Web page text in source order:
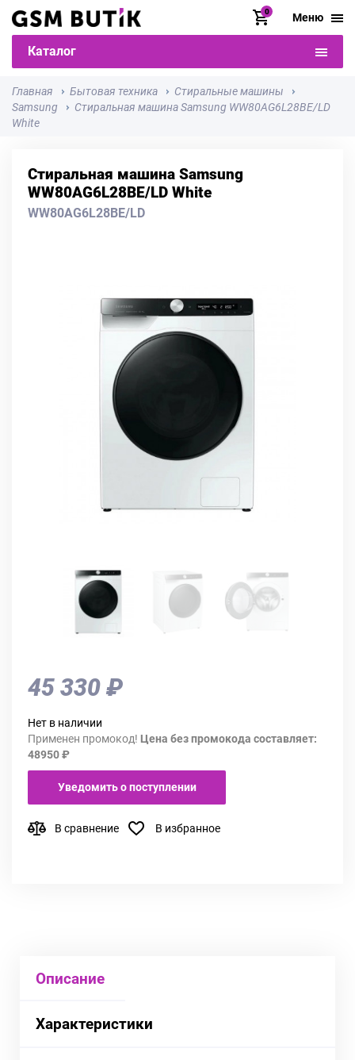
0 Меню
Каталог
Главная Бытовая техника
Стиральные машины
Samsung
Стиральная машина Samsung WW80AG6L28BE/LD
White
Стиральная машина Samsung
WW80AG6L28BE/LD White
WW80AG6L28BE/LD
45 330 ₽
Нет в наличии
Применен промокод! Цена без промокода составляет:
48950 ₽
Уведомить о поступлении
В сравнение В избранное
Описание
Характеристики